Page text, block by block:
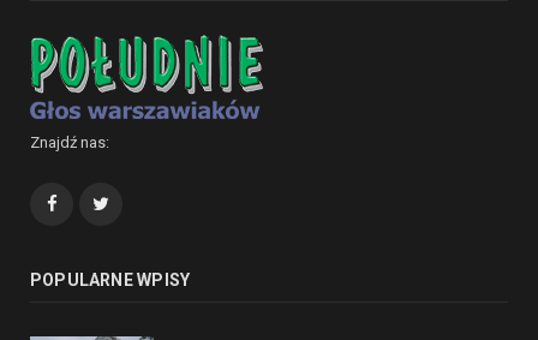
Znajdź nas:
Facebook
POPULARNE WPISY